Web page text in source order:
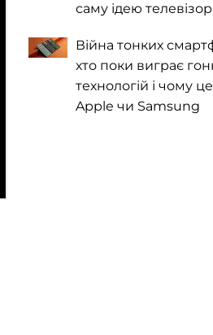
саму ідею
Війна тонких
хто поки виграє
технологій і чому
Apple чи Samsung